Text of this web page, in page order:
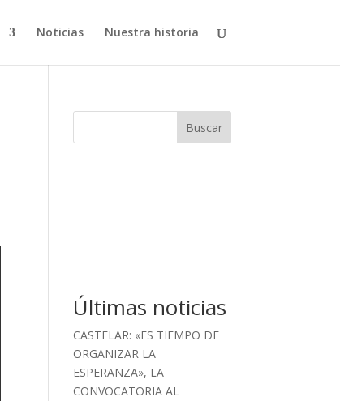
Noticias Nuestra historia
Buscar
Últimas noticias
CASTELAR: «ES TIEMPO DE
ORGANIZAR LA
ESPERANZA», LA
CONVOCATORIA AL